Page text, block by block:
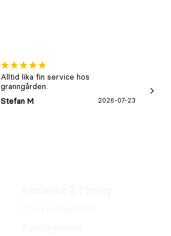
Alltid lika fin service hos
granngården.
Stefan M
2026-07-23